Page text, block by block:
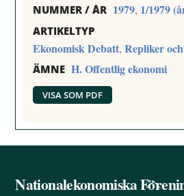
NUMMER / ÅR 1979, 1/1979
ARTIKELTYP
Ekonomisk Debatt,Repliker
ÄMNE H. Offentlig ekonomi
VISA SOM PDF
Back
Nationalekonomiska